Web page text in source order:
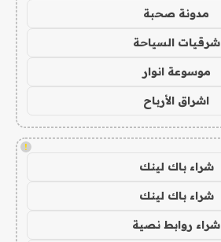
مدونة صحبة
شرقيات السياحة
موسوعة انوار
اشراق الأرباح
!
شراء باك لينك
شراء باك لينك
شراء روابط نصية